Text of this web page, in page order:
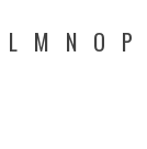
L M N O P